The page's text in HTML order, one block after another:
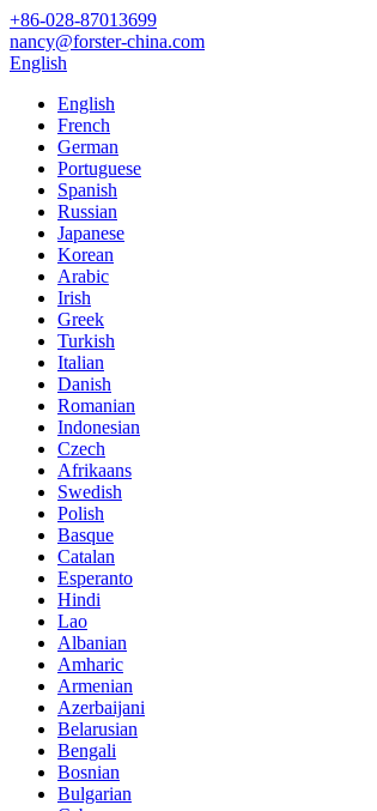
+86-028-87013699
nancy@forster-china.com
English
English
French
German
Portuguese
Spanish
Russian
Japanese
Korean
Arabic
Irish
Greek
Turkish
Italian
Danish
Romanian
Indonesian
Czech
Afrikaans
Swedish
Polish
Basque
Catalan
Esperanto
Hindi
Lao
Albanian
Amharic
Armenian
Azerbaijani
Belarusian
Bengali
Bosnian
Bulgarian